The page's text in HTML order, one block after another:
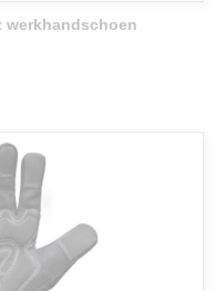
werkhandschoen